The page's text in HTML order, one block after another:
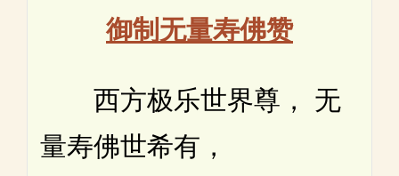
御制无量寿佛赞
西方极乐世界尊， 无
量寿佛世希有，